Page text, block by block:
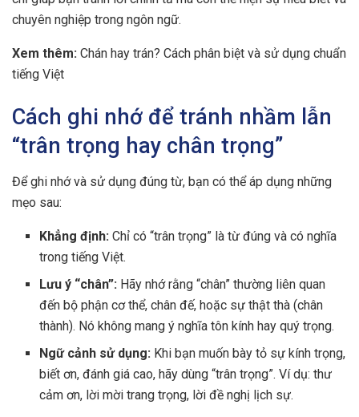
chuyên nghiệp trong ngôn ngữ.
Xem thêm: Chán hay trán? Cách phân biệt và sử dụng chuẩn
tiếng Việt
Cách ghi nhớ để tránh nhầm lẫn
“trân trọng hay chân trọng”
Để ghi nhớ và sử dụng đúng từ, bạn có thể áp dụng những
mẹo sau:
Khẳng định: Chỉ có “trân trọng” là từ đúng và có nghĩa
trong tiếng Việt.
Lưu ý “chân”: Hãy nhớ rằng “chân” thường liên quan
đến bộ phận cơ thể, chân đế, hoặc sự thật thà (chân
thành). Nó không mang ý nghĩa tôn kính hay quý trọng.
Ngữ cảnh sử dụng: Khi bạn muốn bày tỏ sự kính trọng,
biết ơn, đánh giá cao, hãy dùng “trân trọng”. Ví dụ: thư
cảm ơn, lời mời trang trọng, lời đề nghị lịch sự.